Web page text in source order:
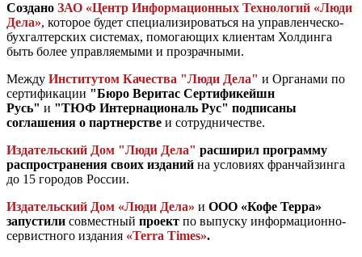
Создано ЗАО «Центр Информационных Технологий «Люди
Дела», которое будет специализироваться на управленческо-
бухгалтерских системах, помогающих клиентам Холдинга
быть более управляемыми и прозрачными.
Между Институтом Качества "Люди Дела" и Органами по
сертификации "Бюро Веритас Сертификейшн
Русь" и "ТЮФ Интернациональ Рус" подписаны
соглашения о партнерстве и сотрудничестве.
Издательский Дом "Люди Дела" расширил программу
распространения своих изданий на условиях франчайзинга
до 15 городов России.
Издательский Дом «Люди Дела» и OOO «Кофе Терра»
запустили совместный проект по выпуску информационно-
сервистного издания «Terra Times».